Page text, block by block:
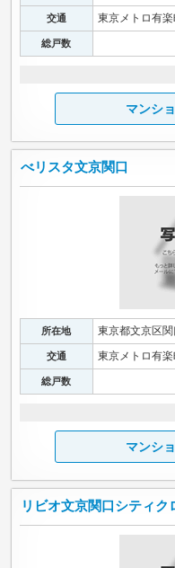
交通 東京メトロ有
総戸数
マンシ
べリスタ文京関口
所在地 東京都文京区関
交通 東京メトロ有
総戸数
マンシ
リビオ文京関口シティク